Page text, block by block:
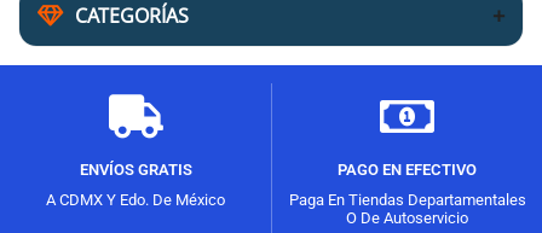
CATEGORÍAS
ENVÍOS GRATIS
A CDMX Y Edo. De México
PAGO EN EFECTIVO
Paga En Tiendas Departamentales
O De Autoservicio